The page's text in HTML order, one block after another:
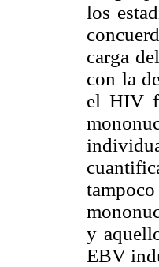
los
carga
con la
el HIV
y
EBV